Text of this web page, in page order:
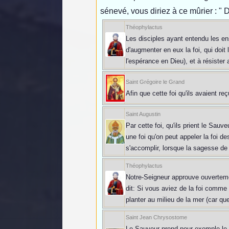
sénevé, vous diriez à ce mûrier : "
Théophylactus
Les disciples ayant entendu les
d'augmenter en eux la foi, qui
l'espérance en Dieu), et à
Saint Grégoire le Grand
Afin que cette foi qu'ils avaient
Saint Augustin
Par cette foi, qu'ils prient le
une foi qu'on peut appeler la foi
s'accomplir, lorsque la sagesse
Théophylactus
Notre-Seigneur approuve
dit: Si vous aviez de la foi comme
planter au milieu de la mer (car
Saint Jean Chrysostome